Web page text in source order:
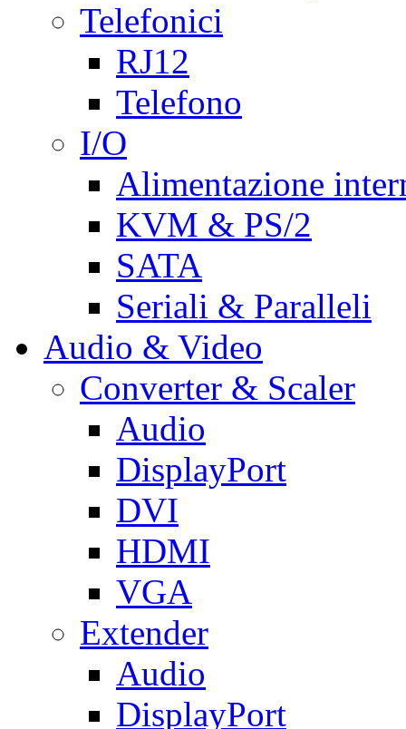
Telefonici
RJ12
Telefono
I/O
Alimentazione
KVM & PS/2
SATA
Seriali & Paralleli
Audio & Video
Converter & Scaler
Audio
DisplayPort
DVI
HDMI
VGA
Extender
Audio
DisplayPort